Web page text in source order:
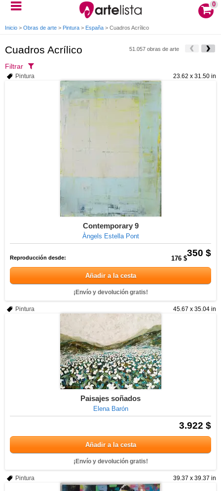
0
Inicio > Obras de arte > Pintura > España > Cuadros Acrílico
Cuadros Acrílico 51.057 obras de arte
Filtrar
23.62 x 31.50 in
Pintura
Contemporary 9
Àngels Estella Pont
350 $
Reproducción desde: 176 $
Añadir a la cesta
¡Envío y devolución gratis!
45.67 x 35.04 in
Pintura
Paisajes soñados
Elena Barón
3.922 $
Añadir a la cesta
¡Envío y devolución gratis!
39.37 x 39.37 in
Pintura